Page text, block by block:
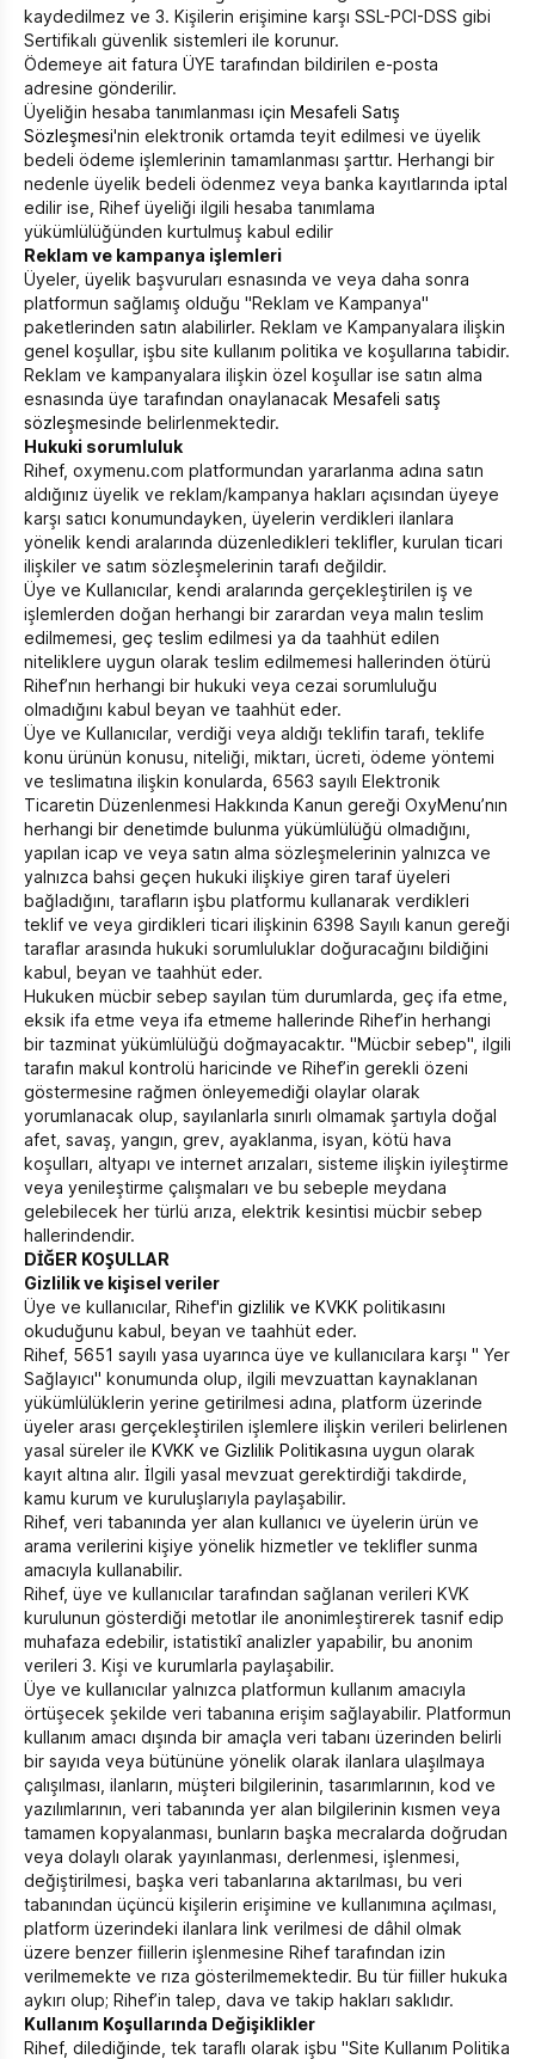
kaydedilmez ve 3. Kişilerin erişimine karşı SSL-PCI-DSS gibi
Sertifikalı güvenlik sistemleri ile korunur.
Ödemeye ait fatura ÜYE tarafından bildirilen e-posta
adresine gönderilir.
Üyeliğin hesaba tanımlanması için Mesafeli Satış
Sözleşmesi'nin elektronik ortamda teyit edilmesi ve üyelik
bedeli ödeme işlemlerinin tamamlanması şarttır. Herhangi bir
nedenle üyelik bedeli ödenmez veya banka kayıtlarında iptal
edilir ise, Rihef üyeliği ilgili hesaba tanımlama
yükümlülüğünden kurtulmuş kabul edilir
Reklam ve kampanya işlemleri
Üyeler, üyelik başvuruları esnasında ve veya daha sonra
platformun sağlamış olduğu "Reklam ve Kampanya"
paketlerinden satın alabilirler. Reklam ve Kampanyalara ilişkin
genel koşullar, işbu site kullanım politika ve koşullarına tabidir.
Reklam ve kampanyalara ilişkin özel koşullar ise satın alma
esnasında üye tarafından onaylanacak Mesafeli satış
sözleşmesinde belirlenmektedir.
Hukuki sorumluluk
Rihef, oxymenu.com platformundan yararlanma adına satın
aldığınız üyelik ve reklam/kampanya hakları açısından üyeye
karşı satıcı konumundayken, üyelerin verdikleri ilanlara
yönelik kendi aralarında düzenledikleri teklifler, kurulan ticari
ilişkiler ve satım sözleşmelerinin tarafı değildir.
Üye ve Kullanıcılar, kendi aralarında gerçekleştirilen iş ve
işlemlerden doğan herhangi bir zarardan veya malın teslim
edilmemesi, geç teslim edilmesi ya da taahhüt edilen
niteliklere uygun olarak teslim edilmemesi hallerinden ötürü
Rihef’nın herhangi bir hukuki veya cezai sorumluluğu
olmadığını kabul beyan ve taahhüt eder.
Üye ve Kullanıcılar, verdiği veya aldığı teklifin tarafı, teklife
konu ürünün konusu, niteliği, miktarı, ücreti, ödeme yöntemi
ve teslimatına ilişkin konularda, 6563 sayılı Elektronik
Ticaretin Düzenlenmesi Hakkında Kanun gereği OxyMenu’nın
herhangi bir denetimde bulunma yükümlülüğü olmadığını,
yapılan icap ve veya satın alma sözleşmelerinin yalnızca ve
yalnızca bahsi geçen hukuki ilişkiye giren taraf üyeleri
bağladığını, tarafların işbu platformu kullanarak verdikleri
teklif ve veya girdikleri ticari ilişkinin 6398 Sayılı kanun gereği
taraflar arasında hukuki sorumluluklar doğuracağını bildiğini
kabul, beyan ve taahhüt eder.
Hukuken mücbir sebep sayılan tüm durumlarda, geç ifa etme,
eksik ifa etme veya ifa etmeme hallerinde Rihef’in herhangi
bir tazminat yükümlülüğü doğmayacaktır. "Mücbir sebep", ilgili
tarafın makul kontrolü haricinde ve Rihef’in gerekli özeni
göstermesine rağmen önleyemediği olaylar olarak
yorumlanacak olup, sayılanlarla sınırlı olmamak şartıyla doğal
afet, savaş, yangın, grev, ayaklanma, isyan, kötü hava
koşulları, altyapı ve internet arızaları, sisteme ilişkin iyileştirme
veya yenileştirme çalışmaları ve bu sebeple meydana
gelebilecek her türlü arıza, elektrik kesintisi mücbir sebep
hallerindendir.
DİĞER KOŞULLAR
Gizlilik ve kişisel veriler
Üye ve kullanıcılar, Rihef'in gizlilik ve KVKK politikasını
okuduğunu kabul, beyan ve taahhüt eder.
Rihef, 5651 sayılı yasa uyarınca üye ve kullanıcılara karşı " Yer
Sağlayıcı" konumunda olup, ilgili mevzuattan kaynaklanan
yükümlülüklerin yerine getirilmesi adına, platform üzerinde
üyeler arası gerçekleştirilen işlemlere ilişkin verileri belirlenen
yasal süreler ile KVKK ve Gizlilik Politikasına uygun olarak
kayıt altına alır. İlgili yasal mevzuat gerektirdiği takdirde,
kamu kurum ve kuruluşlarıyla paylaşabilir.
Rihef, veri tabanında yer alan kullanıcı ve üyelerin ürün ve
arama verilerini kişiye yönelik hizmetler ve teklifler sunma
amacıyla kullanabilir.
Rihef, üye ve kullanıcılar tarafından sağlanan verileri KVK
kurulunun gösterdiği metotlar ile anonimleştirerek tasnif edip
muhafaza edebilir, istatistikî analizler yapabilir, bu anonim
verileri 3. Kişi ve kurumlarla paylaşabilir.
Üye ve kullanıcılar yalnızca platformun kullanım amacıyla
örtüşecek şekilde veri tabanına erişim sağlayabilir. Platformun
kullanım amacı dışında bir amaçla veri tabanı üzerinden belirli
bir sayıda veya bütününe yönelik olarak ilanlara ulaşılmaya
çalışılması, ilanların, müşteri bilgilerinin, tasarımlarının, kod ve
yazılımlarının, veri tabanında yer alan bilgilerinin kısmen veya
tamamen kopyalanması, bunların başka mecralarda doğrudan
veya dolaylı olarak yayınlanması, derlenmesi, işlenmesi,
değiştirilmesi, başka veri tabanlarına aktarılması, bu veri
tabanından üçüncü kişilerin erişimine ve kullanımına açılması,
platform üzerindeki ilanlara link verilmesi de dâhil olmak
üzere benzer fiillerin işlenmesine Rihef tarafından izin
verilmemekte ve rıza gösterilmemektedir. Bu tür fiiller hukuka
aykırı olup; Rihef’in talep, dava ve takip hakları saklıdır.
Kullanım Koşullarında Değişiklikler
Rihef, dilediğinde, tek taraflı olarak işbu "Site Kullanım Politika